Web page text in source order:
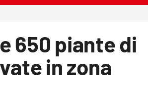
650 piante di
in zona